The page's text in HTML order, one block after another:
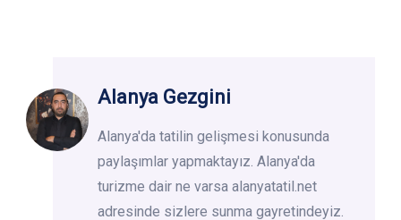
Alanya Gezgini
Alanya'da tatilin gelişmesi konusunda
paylaşımlar yapmaktayız. Alanya'da
turizme dair ne varsa alanyatatil.net
adresinde sizlere sunma gayretindeyiz.